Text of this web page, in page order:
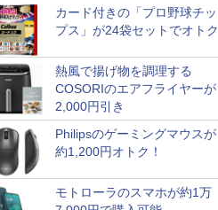
カード付きの「プロ野球チッ
プス」が24袋セットでオトク
熱風で揚げ物を調理する
COSORIのエアフライヤーが
2,000円引き
Philipsのゲーミングマウスが
約1,200円オトク！
モトローラのスマホが約1万